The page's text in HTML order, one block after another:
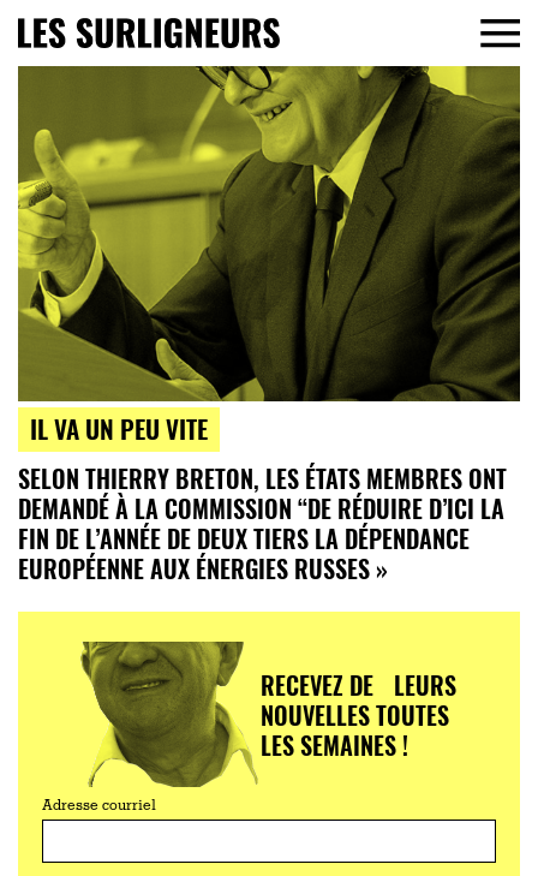
IL VA UN PEU VITE
SELON THIERRY BRETON, LES ÉTATS MEMBRES ONT
DEMANDÉ À LA COMMISSION “DE RÉDUIRE D’ICI LA
FIN DE L’ANNÉE DE DEUX TIERS LA DÉPENDANCE
EUROPÉENNE AUX ÉNERGIES RUSSES »
RECEVEZ DE LEURS
NOUVELLES TOUTES
LES SEMAINES !
Adresse courriel